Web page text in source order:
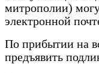
митрополии)
электронной
По прибытии на
предъявить